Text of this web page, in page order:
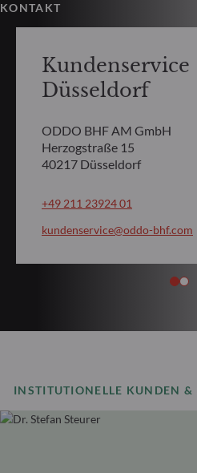
KONTAKT
Kundenservice
Düsseldorf
ODDO BHF AM GmbH
Herzogstraße 15
40217 Düsseldorf
+49 211 23924 01
kundenservice@oddo-bhf.com
INSTITUTIONELLE KUNDEN &